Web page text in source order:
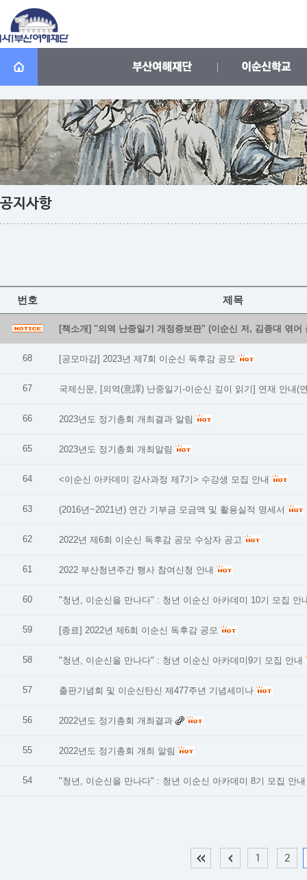
공지사항
번호 제목
[책소개] "의역 난중일기 개정증보판" (이순신 저, 김종대 엮어
68 [공모마감] 2023년 제7회 이순신 독후감 공모
67 국제신문, [의역(意譯) 난중일기-이순신 깊이 읽기] 연재 안내(
66 2023년도 정기총회 개최결과 알림
65 2023년도 정기총회 개최알림
64 <이순신 아카데미 강사과정 제7기> 수강생 모집 안내
63 (2016년~2021년) 연간 기부금 모금액 및 활용실적 명세서
62 2022년 제6회 이순신 독후감 공모 수상자 공고
61 2022 부산청년주간 행사 참여신청 안내
60 "청년, 이순신을 만나다" : 청년 이순신 아카데미 10기 모집 안
59 [종료] 2022년 제6회 이순신 독후감 공모
58 "청년, 이순신을 만나다" : 청년 이순신 아카데미9기 모집 안내
57 출판기념회 및 이순신탄신 제477주년 기념세미나
56 2022년도 정기총회 개최결과
55 2022년도 정기총회 개최 알림
54 "청년, 이순신을 만나다" : 청년 이순신 아카데미 8기 모집 안내
1 2